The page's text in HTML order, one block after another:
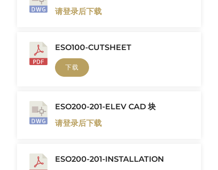
请登录后下载
ESO100-CUTSHEET
下载
ESO200-201-ELEV CAD 块
请登录后下载
ESO200-201-INSTALLATION